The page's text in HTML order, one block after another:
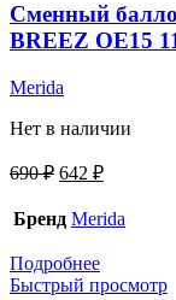
Сменный
BREEZ OE15
Merida
Нет в наличии
690₽ 642 ₽
Бренд Merida
Подробнее
Быстрый просмотр